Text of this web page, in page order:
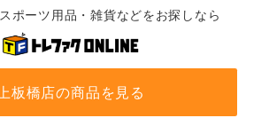
ポーツ用品・雑貨などをお探しなら
上板橋店の商品を見る